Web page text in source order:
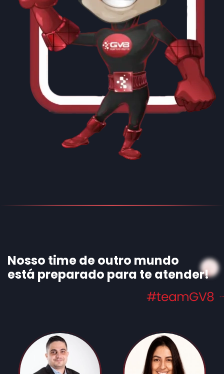
Nosso time de outro mundo
está preparado para te atender!